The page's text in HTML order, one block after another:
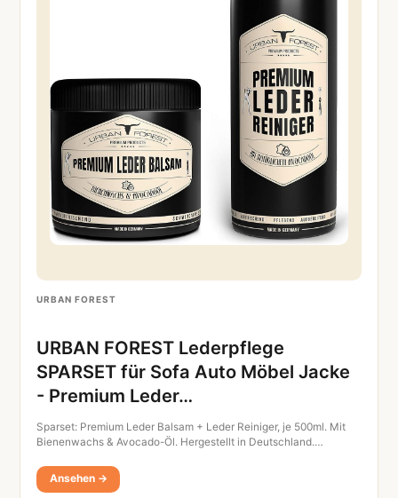
URBAN FOREST
URBAN FOREST Lederpflege
SPARSET für Sofa Auto Möbel Jacke
- Premium Leder…
Sparset: Premium Leder Balsam + Leder Reiniger, je 500ml. Mit
Bienenwachs & Avocado-Öl. Hergestellt in Deutschland.…
Ansehen →